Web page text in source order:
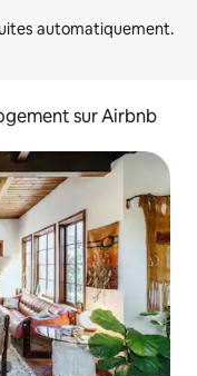
sur Airbnb